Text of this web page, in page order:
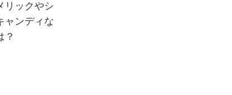
リックやシ
ャンディな
？